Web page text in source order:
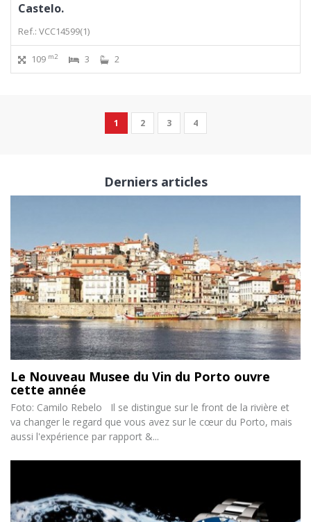
Castelo.
Ref.: VCC14599(1)
109 m2 3 2
1 2 3 4
Derniers articles
Le Nouveau Musee du Vin du Porto ouvre
cette année
Foto: Camilo Rebelo Il se distingue sur le front de la rivière et
va changer le regard que vous avez sur le cœur du Porto, mais
aussi l'expérience par rapport &...